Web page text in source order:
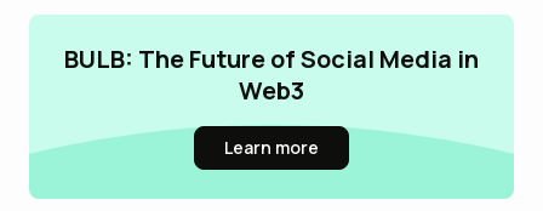
BULB: The Future of Social Media in
Web3
Learn more